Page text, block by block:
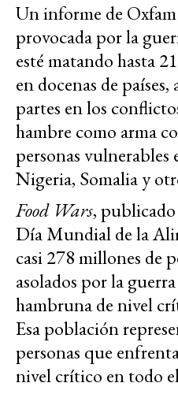
Un informe de
provocada por la
esté matando hasta
en docenas de
partes en los
hambre como arma
personas vulnerables
Nigeria, Somalia y
Food Wars,
Día Mundial de la
casi 278 millones de
asolados por la
hambruna de nivel
Esa población
personas que
nivel crítico en todo